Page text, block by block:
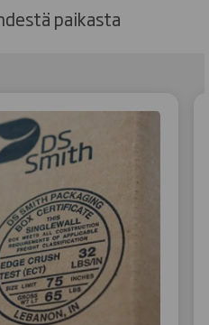
paikasta